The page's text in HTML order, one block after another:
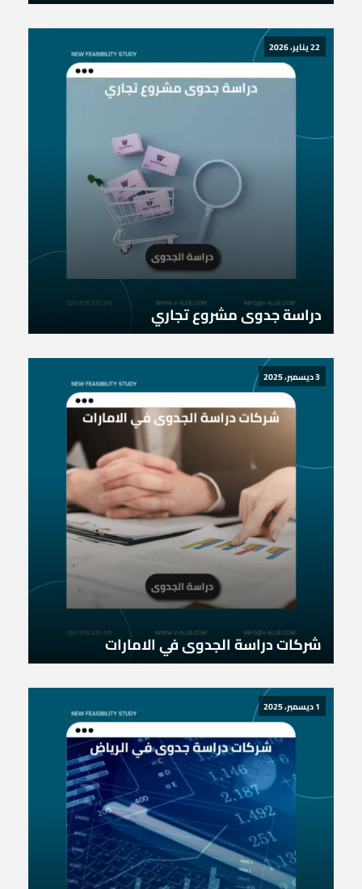
22 يناير، 2026
دراسة جدوى مشروع تجاري
3 ديسمبر، 2025
شركات دراسة الجدوى في الامارات
1 ديسمبر، 2025